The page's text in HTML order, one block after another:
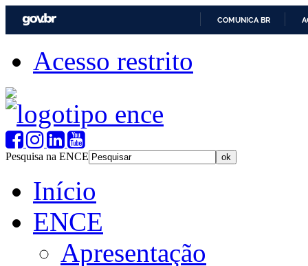
COMUNICA BR
Acesso restrito
Pesquisa na ENCE
Início
ENCE
Apresentação